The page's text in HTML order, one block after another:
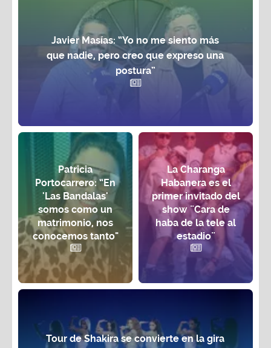
Javier Masías: “Yo no me siento más
que nadie, pero creo que expreso una
postura”
Patricia
Portocarrero: “En
'Las Bandalas'
somos como un
matrimonio, nos
conocemos tanto"
La Charanga
Habanera es el
primer invitado del
show ¨Cara de
haba de la tele al
estadio¨
Tour de Shakira se convierte en la gira